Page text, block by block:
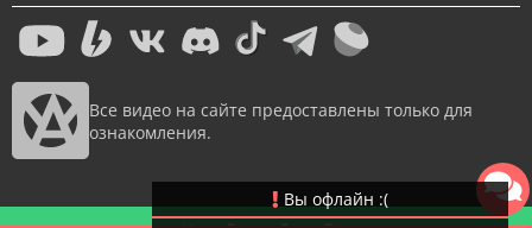
Все видео на сайте предоставлены только для
ознакомления.
Вы офлайн :(